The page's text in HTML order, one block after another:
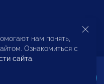
и
нам понять,
Ознакомиться с
сайта.